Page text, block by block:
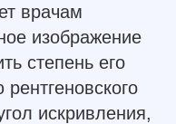
врачам
изображение
степень его
искривления,